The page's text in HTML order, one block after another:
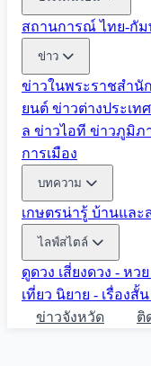
สถานการณ์ ไทย-กั
ข่าว
ข่าวในพระราชสำนัก
ยนต์ ข่าวต่างประเทศ
ล ข่าวไอที ข่าวภูมิภ
การเมือง
บทความ
เกษตรน่ารู้ บ้านและ
ไลฟ์สไตล์
ดูดวง เสี่ยงดวง - หวย
เที่ยว นิยาย - เรื่องสั้น
ข่าวจังหวัด
ติ